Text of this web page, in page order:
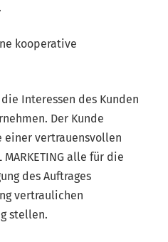
kooperative
die Interessen des Kunden
Der Kunde
einer vertrauensvollen
alle für die
des Auftrages
vertraulichen
stellen.